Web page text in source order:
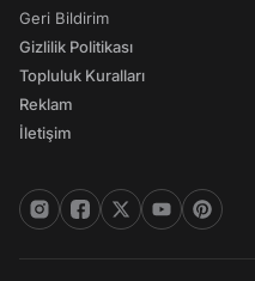
Geri Bildirim
Gizlilik Politikası
Topluluk Kuralları
Reklam
İletişim